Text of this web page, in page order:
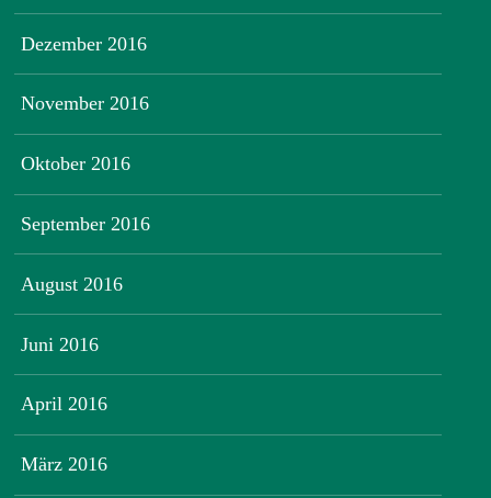
Dezember 2016
November 2016
Oktober 2016
September 2016
August 2016
Juni 2016
April 2016
März 2016